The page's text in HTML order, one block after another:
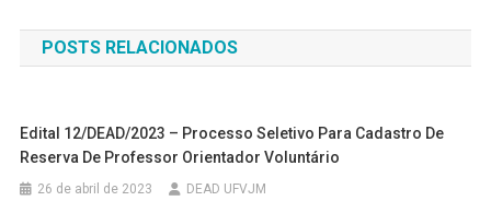
de
Post
POSTS RELACIONADOS
Edital 12/DEAD/2023 – Processo Seletivo Para Cadastro De
Reserva De Professor Orientador Voluntário
26 de abril de 2023 DEAD UFVJM